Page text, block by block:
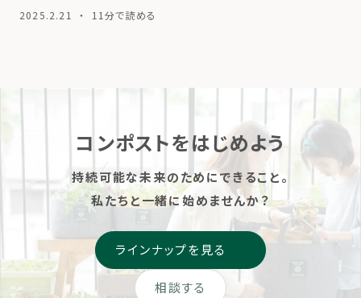
り、バランスの良い食べ方や
2025.2.21 ・ 11分で読める
コンポストをはじめよう
持続可能な未来のためにできること。
私たちと一緒に始めませんか？
相談する
ラインナップを見る